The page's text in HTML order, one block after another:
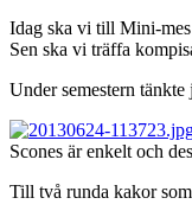
Idag ska vi till Mini-mes
Sen ska vi träffa
Under semestern
Scones är enkelt och
Till två runda kakor